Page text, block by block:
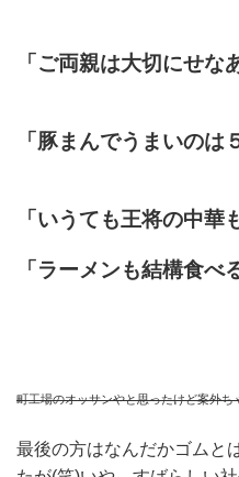
「ご両親は大切にせな
「豚まんでうまいのは
「いうても王将の中華
「ラーメンも結構食べ
町工場のオッサンやと思ったけど案外ち
最後の方はなんだかゴムと